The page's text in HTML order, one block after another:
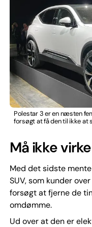
Polestar 3 er en næsten
forsøgt at få den til ikke at
Må ikke
Med det sidste
SUV, som kunder
forsøgt at fjerne de
omdømme.
Ud over at den er